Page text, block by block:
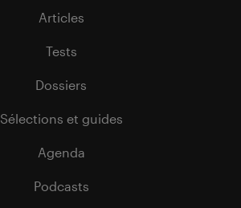
Articles
Tests
Dossiers
Sélections et guides
Agenda
Podcasts